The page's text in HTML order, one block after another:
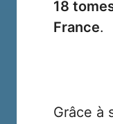
18
France.
Grâce à